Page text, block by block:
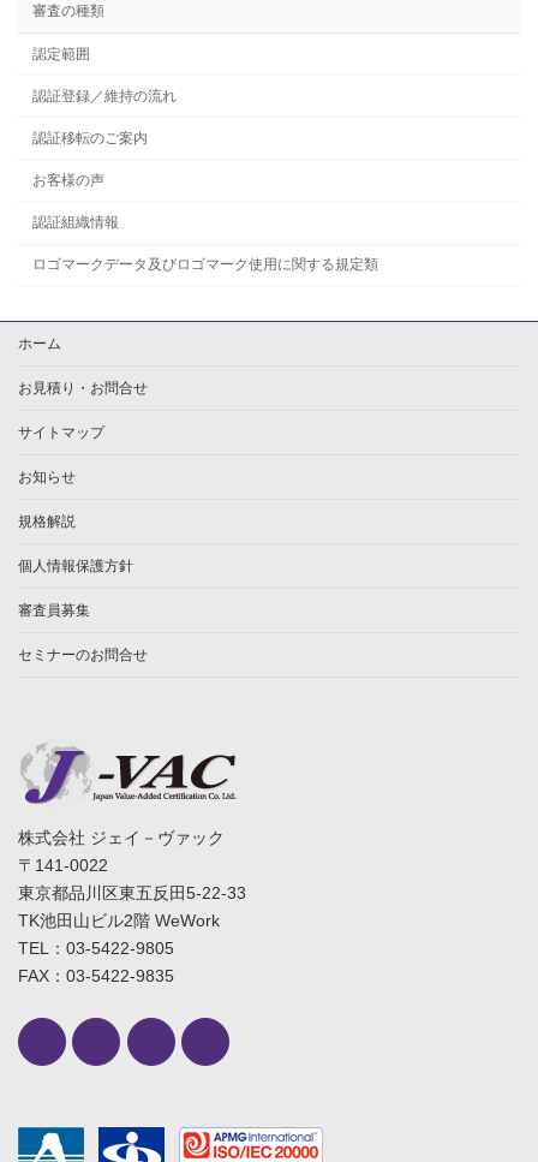
審査の種類
認定範囲
認証登録／維持の流れ
認証移転のご案内
お客様の声
認証組織情報
ロゴマークデータ及びロゴマーク使用に関する規定類
ホーム
お見積り・お問合せ
サイトマップ
お知らせ
規格解説
個人情報保護方針
審査員募集
セミナーのお問合せ
株式会社 ジェイ－ヴァック
〒141-0022
東京都品川区東五反田5-22-33
TK池田山ビル2階 WeWork
TEL：03-5422-9805
FAX：03-5422-9835